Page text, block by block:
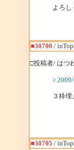
よろし
■30700 /
□投稿者/ はつ
>
３枠
■30705 /